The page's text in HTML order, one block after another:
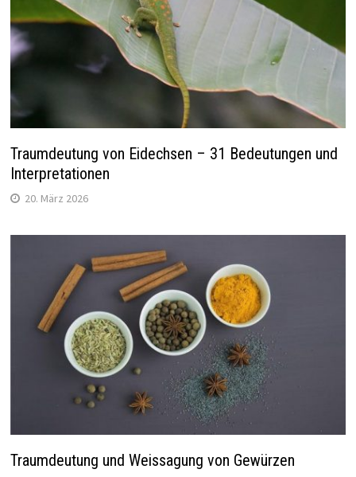
Traumdeutung von Eidechsen – 31 Bedeutungen und
Interpretationen
20. März 2026
Traumdeutung und Weissagung von Gewürzen